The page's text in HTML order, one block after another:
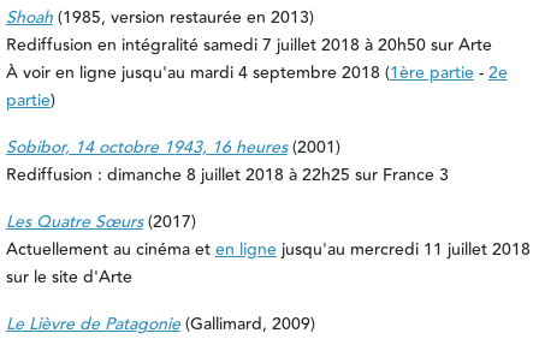
Shoah(1985, version restaurée en 2013)
Rediffusion en intégralité samedi 7 juillet 2018 à 20h50 sur Arte
À voir en ligne jusqu'au mardi 4 septembre 2018 (1ère partie-2e
partie)
Sobibor, 14 octobre 1943, 16 heures(2001)
Rediffusion : dimanche 8 juillet 2018 à 22h25 sur France 3
Les Quatre Sœurs(2017)
Actuellement au cinéma eten lignejusqu'au mercredi 11 juillet 2018
sur le site d'Arte
Le Lièvre de Patagonie(Gallimard, 2009)